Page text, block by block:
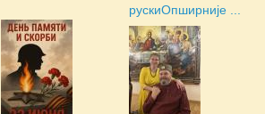
рускиОпширније ...